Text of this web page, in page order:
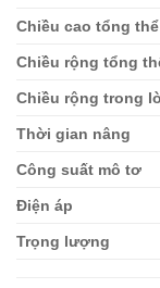
Chiều cao tổng thể
Chiều rộng tổng
Chiều rộng trong
Thời gian nâng
Công suất mô tơ
Điện áp
Trọng lượng